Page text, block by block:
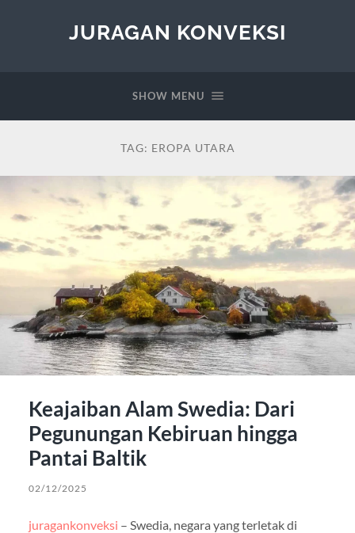
JURAGAN KONVEKSI
SHOW MENU
TAG: EROPA UTARA
Keajaiban Alam Swedia: Dari
Pegunungan Kebiruan hingga
Pantai Baltik
02/12/2025
juragankonveksi – Swedia, negara yang terletak di